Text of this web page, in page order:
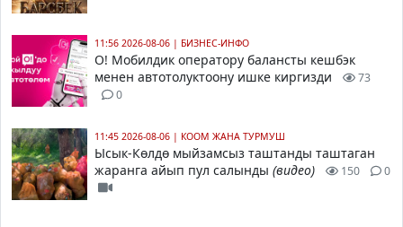
11:56 2026-08-06 | БИЗНЕС-ИНФО
О! Мобилдик оператору балансты кешбэк
менен автотолуктоону ишке киргизди
73
0
11:45 2026-08-06 | КООМ ЖАНА ТУРМУШ
Ысык-Көлдө мыйзамсыз таштанды таштаган
жаранга айып пул салынды(видео) 150 0